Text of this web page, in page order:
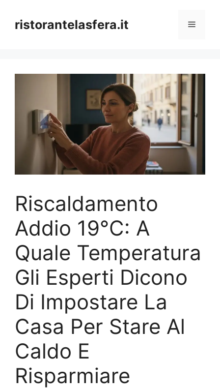
contentristorantelasfera.it Menu
Riscaldamento
Addio 19°C: A
Quale Temperatura
Gli Esperti Dicono
Di Impostare La
Casa Per Stare Al
Caldo E
Risparmiare